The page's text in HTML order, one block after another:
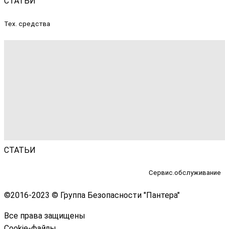
Тех. средства
СТАТЬИ
Сервис.обслуживание
©2016-2023 © Группа Безопасности "Пантера"
Все права защищены